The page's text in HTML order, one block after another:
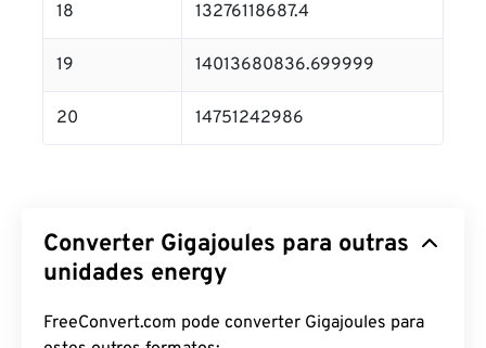
18 13276118687.4
19 14013680836.699999
20 14751242986
Converter Gigajoules para outras
unidades energy
FreeConvert.com pode converter Gigajoules para